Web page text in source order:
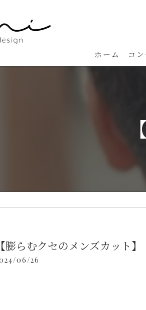
ホーム コ
【膨らむクセのメンズカット】
06/26